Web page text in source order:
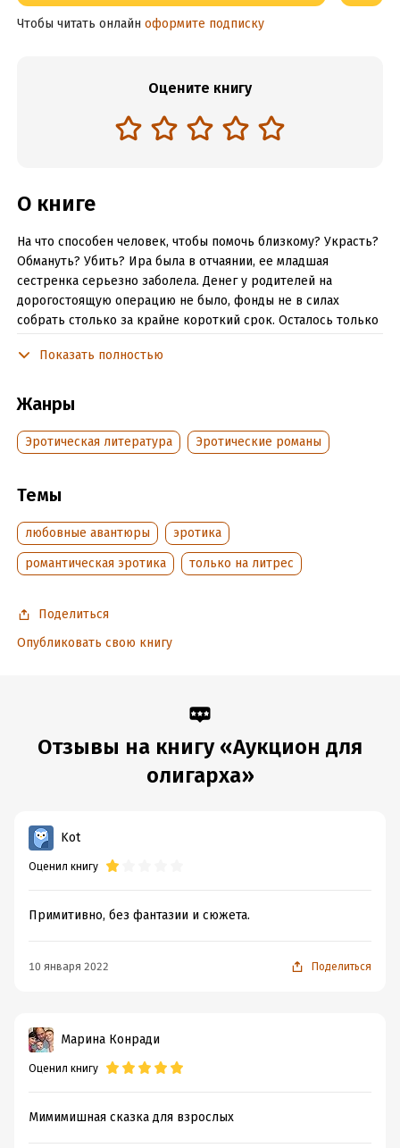
Чтобы читать онлайн оформите подписку
Оцените книгу
О книге
На что способен человек, чтобы помочь близкому? Украсть?
Обмануть? Убить? Ира была в отчаянии, ее младшая
сестренка серьезно заболела. Денег у родителей на
дорогостоящую операцию не было, фонды не в силах
собрать столько за крайне короткий срок. Осталось только
Подробная информация
Объем:133542
Дата поступления:
Показать полностью
Жанры
Эротическая литература Эротические романы
Темы
любовные авантюры
эротика
романтическая эротика
только на литрес
Поделиться
Опубликовать свою книгу
Отзывы на книгу «Аукцион для
олигарха»
Kot
Оценил книгу
Примитивно, без фантазии и сюжета.
10 января 2022 Поделиться
Марина Конради
Оценил книгу
Мимимишная сказка для взрослых